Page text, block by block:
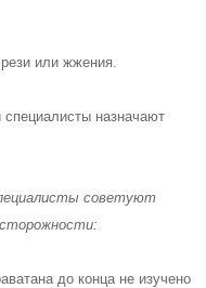
или жжения.
назначают
советуют
до конца не изучено